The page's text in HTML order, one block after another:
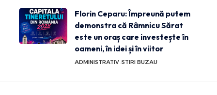
Florin Ceparu: Împreună putem
demonstra că Râmnicu Sărat
este un oraș care investește în
oameni, în idei și în viitor
ADMINISTRATIV STIRI BUZAU